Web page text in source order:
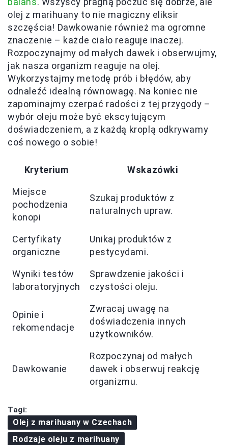
olej z marihuany to nie magiczny eliksir
szczęścia! Dawkowanie również ma ogromne
znaczenie – każde ciało reaguje inaczej.
Rozpoczynajmy od małych dawek i obserwujmy,
jak nasza organizm reaguje na olej.
Wykorzystajmy metodę prób i błędów, aby
odnaleźć idealną równowagę. Na koniec nie
zapominajmy czerpać radości z tej przygody –
wybór oleju może być ekscytującym
doświadczeniem, a z każdą kroplą odkrywamy
coś nowego o sobie!
Kryterium Wskazówki
Miejsce
pochodzenia
konopi
Szukaj produktów z
naturalnych upraw.
Certyfikaty
organiczne
Unikaj produktów z
pestycydami.
Wyniki testów
laboratoryjnych
Sprawdzenie jakości i
czystości oleju.
Opinie i
rekomendacje
Zwracaj uwagę na
doświadczenia innych
użytkowników.
Dawkowanie
Rozpoczynaj od małych
dawek i obserwuj reakcję
organizmu.
Tagi:
Olej z marihuany w Czechach
Rodzaje oleju z marihuany